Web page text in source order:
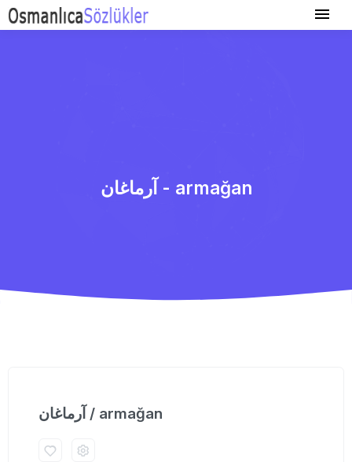
آرماغان - armağan
آرماغان / armağan